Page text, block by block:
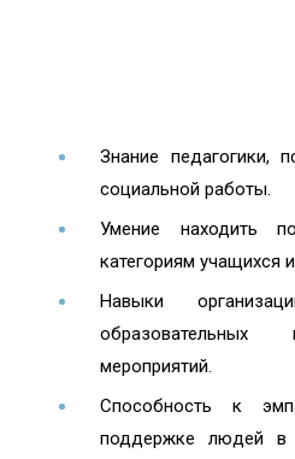
Знание педагогики,
социальной работы.
Умение находить
категориям учащихся
Навыки
образовательных
мероприятий.
Способность к
поддержке людей в